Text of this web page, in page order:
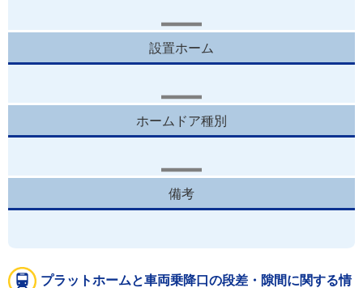
設置ホーム
ホームドア種別
備考
プラットホームと車両乗降口の段差・隙間に関する情